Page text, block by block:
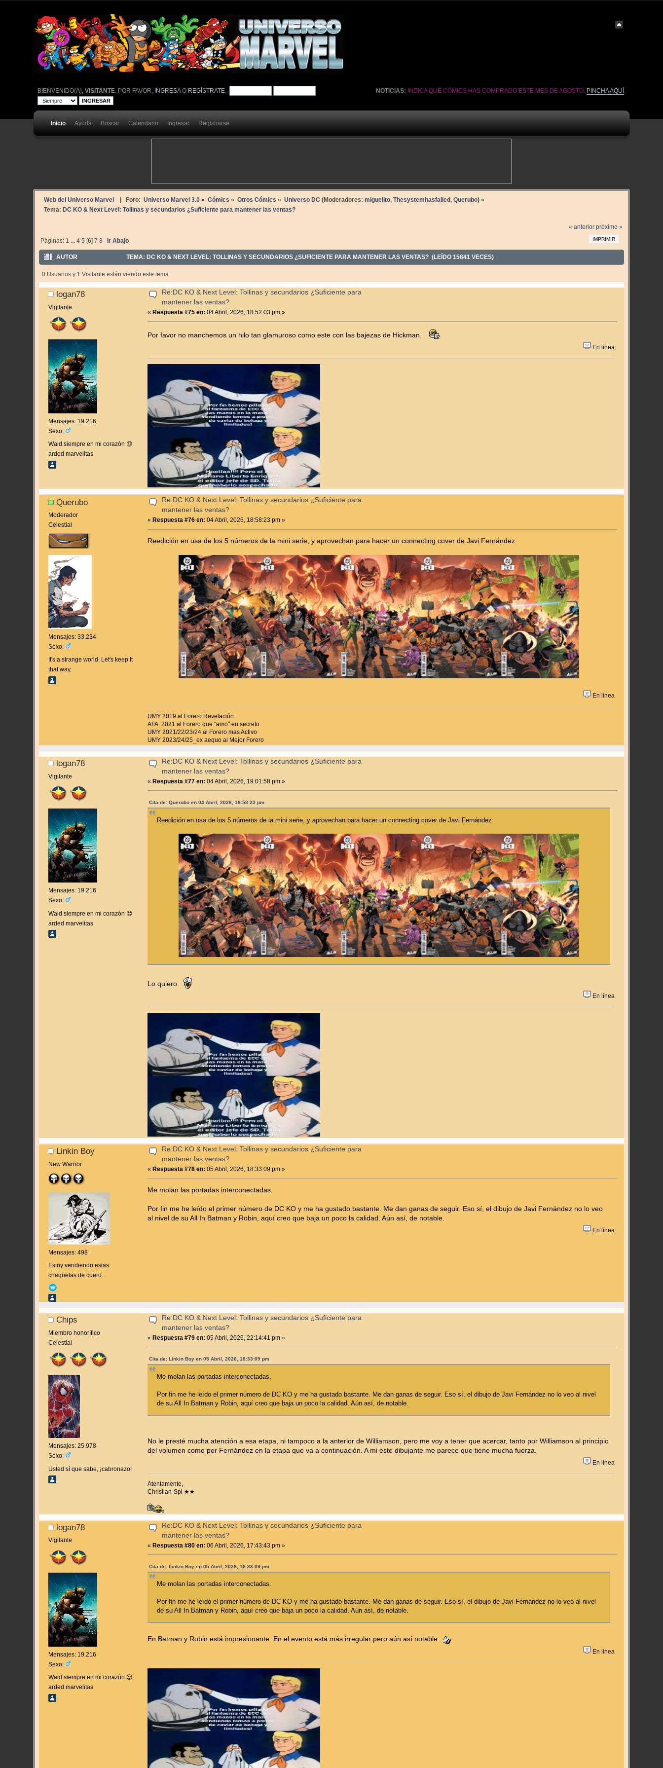
NOTICIAS: INDICA QUÉ CÓMICS HAS COMPRADO ESTE MES DE AGOSTO. PINCHA AQUÍ
BIENVENIDO(A), VISITANTE. POR FAVOR, INGRESAO REGÍSTRATE.
Inicio Ayuda Buscar Calendario Ingresar Registrarse
Web del Universo Marvel | Foro: Universo Marvel 3.0» Cómics » Otros Cómics » Universo DC(Moderadores: miguelito, Thesystemhasfailed, Querubo) »
Tema: DC KO & Next Level: Tollinas y secundarios ¿Suficiente para mantener las ventas?
« anterior próximo »
IMPRIMIR
Páginas: 1 ... 4 5 [6] 7 8 Ir Abajo
AUTOR TEMA: DC KO & NEXT LEVEL: TOLLINAS Y SECUNDARIOS ¿SUFICIENTE PARA MANTENER LAS VENTAS? (LEÍDO 15841 VECES)
0 Usuarios y 1 Visitante están viendo este tema.
logan78
Vigilante
Mensajes: 19.216
Sexo:
Waid siempre en mi corazón 😍
arded marvelitas
Re:DC KO & Next Level: Tollinas y secundarios ¿Suficiente para
mantener las ventas?
«Respuesta #75 en: 04 Abril, 2026, 18:52:03 pm »
Por favor no manchemos un hilo tan glamuroso como este con las bajezas de Hickman.
En línea
Querubo
Moderador
Celestial
Mensajes: 33.234
Sexo:
It's a strange world. Let's keep It
that way.
Re:DC KO & Next Level: Tollinas y secundarios ¿Suficiente para
mantener las ventas?
« Respuesta #76 en: 04 Abril, 2026, 18:58:23 pm »
Reedición en usa de los 5 números de la mini serie, y aprovechan para hacer un connecting cover de Javi Fernández
En línea
UMY 2019 al Forero Revelación
AFA 2021 al Forero que "amo" en secreto
UMY 2021/22/23/24 al Forero mas Activo
UMY 2023/24/25_ex aequo al Mejor Forero
logan78
Vigilante
Mensajes: 19.216
Sexo:
Waid siempre en mi corazón 😍
arded marvelitas
Re:DC KO & Next Level: Tollinas y secundarios ¿Suficiente para
mantener las ventas?
« Respuesta #77 en: 04 Abril, 2026, 19:01:58 pm »
Cita de: Querubo en 04 Abril, 2026, 18:58:23 pm
Reedición en usa de los 5 números de la mini serie, y aprovechan para hacer un connecting cover de Javi Fernández
Lo quiero.
En línea
Linkin Boy
New Warrior
Mensajes: 498
Estoy vendiendo estas
chaquetas de cuero...
Re:DC KO & Next Level: Tollinas y secundarios ¿Suficiente para
mantener las ventas?
«Respuesta #78 en: 05 Abril, 2026, 18:33:09 pm »
Me molan las portadas interconectadas.
Por fin me he leído el primer número de DC KO y me ha gustado bastante. Me dan ganas de seguir. Eso sí, el dibujo de Javi Fernández no lo veo
al nivel de su All In Batman y Robin, aquí creo que baja un poco la calidad. Aún así, de notable.
En línea
Chips
Miembro honorífico
Celestial
Mensajes: 25.978
Sexo:
Usted sí que sabe, ¡cabronazo!
Re:DC KO & Next Level: Tollinas y secundarios ¿Suficiente para
mantener las ventas?
« Respuesta #79 en: 05 Abril, 2026, 22:14:41 pm »
Cita de: Linkin Boy en 05 Abril, 2026, 18:33:09 pm
Me molan las portadas interconectadas.
Por fin me he leído el primer número de DC KO y me ha gustado bastante. Me dan ganas de seguir. Eso sí, el dibujo de Javi Fernández no lo veo al nivel
de su All In Batman y Robin, aquí creo que baja un poco la calidad. Aún así, de notable.
No le presté mucha atención a esa etapa, ni tampoco a la anterior de Williamson, pero me voy a tener que acercar, tanto por Williamson al principio
del volumen como por Fernández en la etapa que va a continuación. A mi este dibujante me parece que tiene mucha fuerza.
En línea
Atentamente,
Christian-Spi ★★
logan78
Vigilante
Mensajes: 19.216
Sexo:
Waid siempre en mi corazón 😍
arded marvelitas
Re:DC KO & Next Level: Tollinas y secundarios ¿Suficiente para
mantener las ventas?
«Respuesta #80 en: 06 Abril, 2026, 17:43:43 pm »
Cita de: Linkin Boy en 05 Abril, 2026, 18:33:09 pm
Me molan las portadas interconectadas.
Por fin me he leído el primer número de DC KO y me ha gustado bastante. Me dan ganas de seguir. Eso sí, el dibujo de Javi Fernández no lo veo al nivel
de su All In Batman y Robin, aquí creo que baja un poco la calidad. Aún así, de notable.
En Batman y Robin está impresionante. En el evento está más irregular pero aún así notable.
En línea